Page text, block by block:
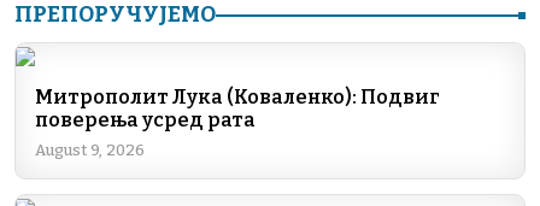
c
b
o
o
k
dI
n
e
a
er at
A
p
ai p
k
ПРЕПОРУЧУЈЕМО
Митрополит Лука (Коваленко): Подвиг
поверења усред рата
August 9, 2026